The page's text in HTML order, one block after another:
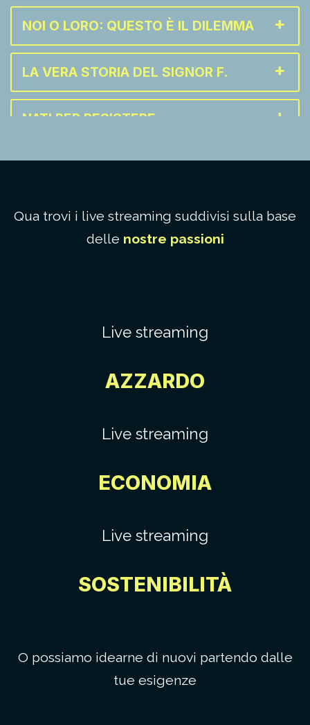
NOI O LORO: QUESTO È IL DILEMMA
LA VERA STORIA DEL SIGNOR F.
NATI PER RESISTERE
POSSO PAGARE CON IL BANCOMAT?
NON CAPITA… MA SE CAPITA?
C’ERA UNA VOLTA… PONG
Qua trovi i live streaming suddivisi sulla base
delle nostre passioni
Live streaming
AZZARDO
Live streaming
ECONOMIA
Live streaming
SOSTENIBILITÀ
O possiamo idearne di nuovi partendo dalle
tue esigenze